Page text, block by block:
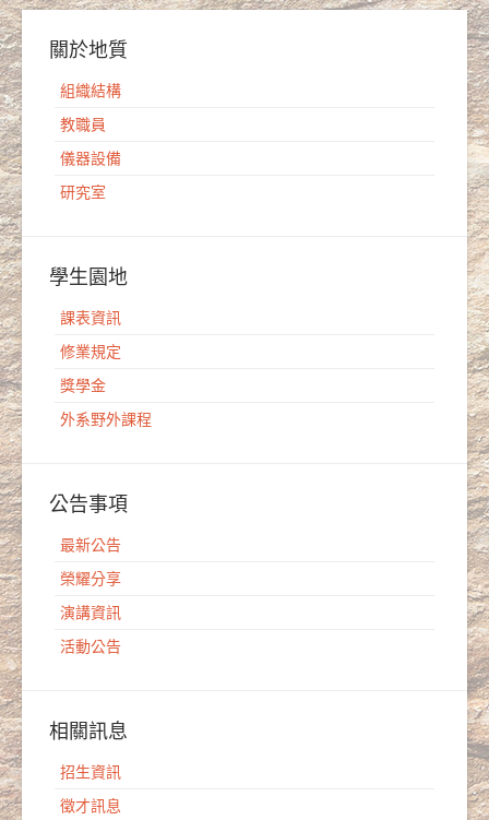
關於地質
組織結構
教職員
儀器設備
研究室
學生園地
課表資訊
修業規定
獎學金
外系野外課程
公告事項
最新公告
榮耀分享
演講資訊
活動公告
相關訊息
招生資訊
徵才訊息